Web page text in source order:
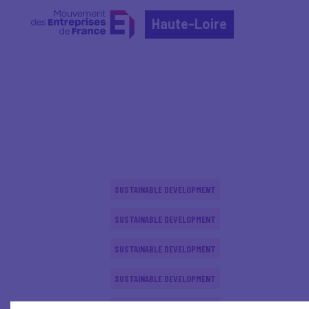
Haute-Loire
SUSTAINABLE DEVELOPMENT
SUSTAINABLE DEVELOPMENT
SUSTAINABLE DEVELOPMENT
SUSTAINABLE DEVELOPMENT